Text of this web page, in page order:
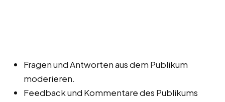
Fragen und Antworten aus dem Publikum
moderieren.
Feedback und Kommentare des Publikums